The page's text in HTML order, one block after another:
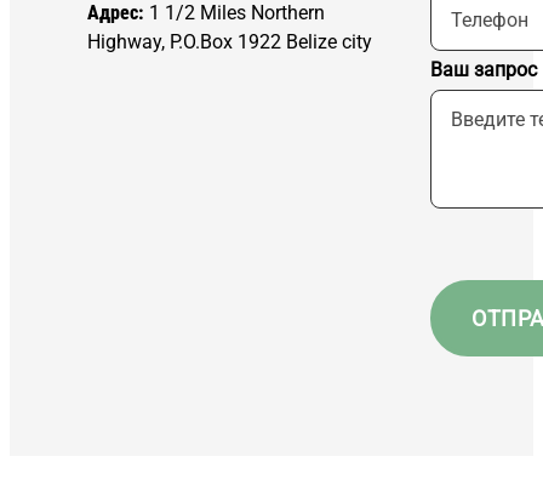
Адрес: 1 1/2 Miles Northern
Highway, P.O.Box 1922 Belize city
Ваш запрос